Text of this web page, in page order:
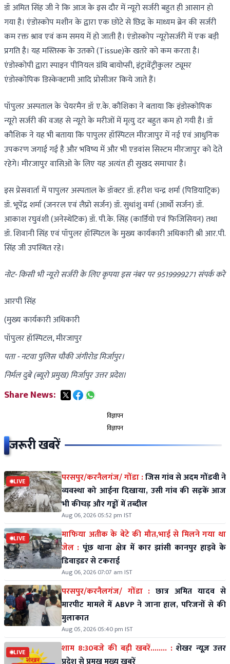
डॉ अमित सिंह जी ने कि आज के इस दौर में न्यूरो सर्जरी बहुत ही आसान हो
गया है। एंडोस्कोप मशीन के द्वारा एक छोटे से छिद्र के माध्यम ब्रेन की सर्जरी
कम रक्त श्राव एवं कम समय में हो जाती है। एंडोस्कोप न्यूरोसर्जरी में एक बड़ी
प्रगति है। यह मस्तिस्क के उतको (Tissue)के खतरे को कम करता है।
एंडोस्कोपी द्वारा स्पाइन पीनियल ग्रंथि बायोप्सी, इंट्रावेंट्रीकुलर ट्यूमर
एंडोस्कोपिक डिस्केक्टामी आदि प्रोसीजर किये जाते हैं।
पॉपुलर अस्पताल के चेयरमैन डॉ ए.के. कौशिका ने बताया कि इंडोस्कोपिक
न्यूरो सर्जरी की वजह से न्यूरो के मरीजों में मृत्यु दर बहुत कम हो गयी है। डॉ
कौशिक ने यह भी बताया कि पापुलर हॉस्पिटल मीरजापुर में नई एवं आधुनिक
उपकरण जगाई गई है और भविष्य में और भी एडवांस सिस्टम मीरजापुर को देते
रहेगे। मीरजापुर वासिओ के लिए यह अत्यंत ही सुखद समाचार है।
इस प्रेसवार्ता में पापुलर अस्पताल के डॉक्टर डॉ. हरीश चन्द्र शर्मा (पिडियाट्रिक)
डॉ. भूपेंद्र शर्मा (जनरल एवं लैप्रो सर्जन) डॉ. सुधांशु वर्मा (आर्थो सर्जन) डॉ.
आकाश रघुवंशी (अनेस्थेटिक) डॉ. पी.के. सिंह (कार्डियो एवं फिजिसियन) तथा
डॉ. शिवानी सिंह एवं पॉपुलर हॉस्पिटल के मुख्य कार्यकारी अधिकारी श्री आर.पी.
सिंह जी उपस्थित रहे।
नोट- किसी भी न्यूरो सर्जरी के लिए कृपया इस नंबर पर 9519999271 संपर्क करे
आरपी सिंह
(मुख्य कार्यकारी अधिकारी
पॉपुलर हॉस्पिटल, मीरजापुर
पता - नटवा पुलिस चौकी जंगीरोड मिर्जापुर।
निर्मल दुबे (ब्यूरो प्रमुख) मिर्जापुर उत्तर प्रदेश।
Share News:
विज्ञापन
विज्ञापन
जरूरी खबरें
LIVE परसपुर/करनैलगंज/ गोंडा :जिस गांव से अदम गोंडवी ने
व्यवस्था को आईना दिखाया, उसी गांव की सड़कें आज
भी कीचड़ और गड्ढों में तब्दील
Aug 06, 2026 05:52 pm IST
LIVE
माफिया अतीक के बेटे की मौत,भाई से मिलने गया था
जेल : पूंछ थाना क्षेत्र में कार झांसी कानपुर हाइवे के
डिवाइडर से टकराई
Aug 06, 2026 07:07 am IST
परसपुर/करनैलगंज/ गोंडा : छात्र अमित यादव से
मारपीट मामले में ABVP ने जाना हाल, परिजनों से की
मुलाकात
Aug 05, 2026 05:40 pm IST
LIVE शाम 8:30बजे की बड़ी खबरें........ : शेखर न्यूज़ उत्तर